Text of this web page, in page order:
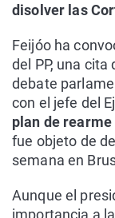
disolver las
Feijóo ha
del PP, una cita
debate
con el jefe del
plan de
fue objeto de
semana en
Aunque el
importancia a